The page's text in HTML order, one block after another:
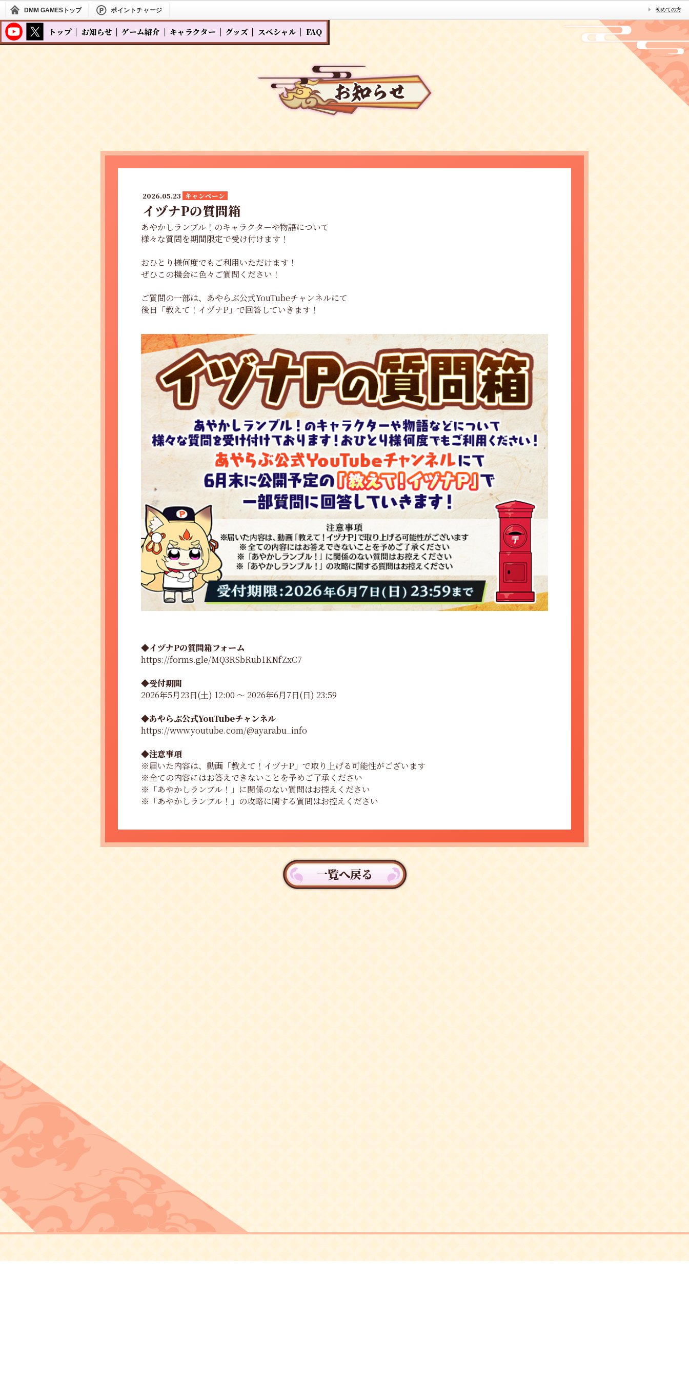
DMM GAMES トップ ポイントチャージ 初めての方
2026.05.23 キャンペーン
イヅナPの質問箱
あやかしランブル！のキャラクターや物語について
様々な質問を期間限定で受け付けます！
おひとり様何度でもご利用いただけます！
ぜひこの機会に色々ご質問ください！
ご質問の一部は、あやらぶ公式YouTubeチャンネルにて
後日「教えて！イヅナP」で回答していきます！
◆イヅナPの質問箱フォーム
https://forms.gle/MQ3RSbRub1KNfZxC7
◆受付期間
2026年5月23日(土) 12:00 〜 2026年6月7日(日) 23:59
◆あやらぶ公式YouTubeチャンネル
https://www.youtube.com/@ayarabu_info
◆注意事項
※届いた内容は、動画「教えて！イヅナP」で取り上げる可能性がございます
※全ての内容にはお答えできないことを予めご了承ください
※「あやかしランブル！」に関係のない質問はお控えください
※「あやかしランブル！」の攻略に関する質問はお控えください
一覧へ戻る
トップ お知らせ ゲーム紹介 キャラクター グッズ スペシャル FAQ